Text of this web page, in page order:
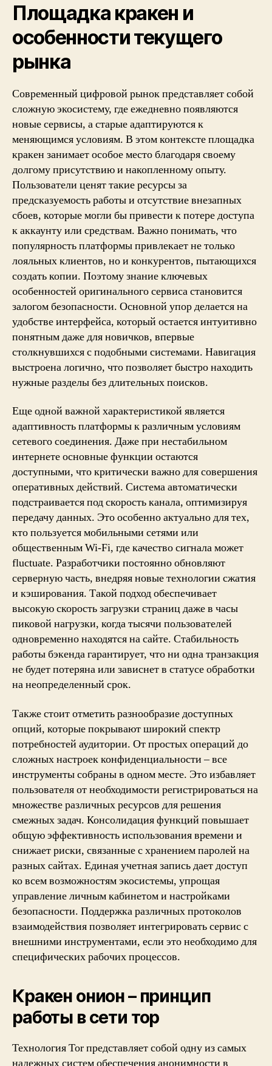
Площадка кракен и
особенности текущего
рынка
Современный цифровой рынок представляет собой
сложную экосистему, где ежедневно появляются
новые сервисы, а старые адаптируются к
меняющимся условиям. В этом контексте площадка
кракен занимает особое место благодаря своему
долгому присутствию и накопленному опыту.
Пользователи ценят такие ресурсы за
предсказуемость работы и отсутствие внезапных
сбоев, которые могли бы привести к потере доступа
к аккаунту или средствам. Важно понимать, что
популярность платформы привлекает не только
лояльных клиентов, но и конкурентов, пытающихся
создать копии. Поэтому знание ключевых
особенностей оригинального сервиса становится
залогом безопасности. Основной упор делается на
удобстве интерфейса, который остается интуитивно
понятным даже для новичков, впервые
столкнувшихся с подобными системами. Навигация
выстроена логично, что позволяет быстро находить
нужные разделы без длительных поисков.
Еще одной важной характеристикой является
адаптивность платформы к различным условиям
сетевого соединения. Даже при нестабильном
интернете основные функции остаются
доступными, что критически важно для совершения
оперативных действий. Система автоматически
подстраивается под скорость канала, оптимизируя
передачу данных. Это особенно актуально для тех,
кто пользуется мобильными сетями или
общественным Wi-Fi, где качество сигнала может
fluctuate. Разработчики постоянно обновляют
серверную часть, внедряя новые технологии сжатия
и кэширования. Такой подход обеспечивает
высокую скорость загрузки страниц даже в часы
пиковой нагрузки, когда тысячи пользователей
одновременно находятся на сайте. Стабильность
работы бэкенда гарантирует, что ни одна транзакция
не будет потеряна или зависнет в статусе обработки
на неопределенный срок.
Также стоит отметить разнообразие доступных
опций, которые покрывают широкий спектр
потребностей аудитории. От простых операций до
сложных настроек конфиденциальности – все
инструменты собраны в одном месте. Это избавляет
пользователя от необходимости регистрироваться на
множестве различных ресурсов для решения
смежных задач. Консолидация функций повышает
общую эффективность использования времени и
снижает риски, связанные с хранением паролей на
разных сайтах. Единая учетная запись дает доступ
ко всем возможностям экосистемы, упрощая
управление личным кабинетом и настройками
безопасности. Поддержка различных протоколов
взаимодействия позволяет интегрировать сервис с
внешними инструментами, если это необходимо для
специфических рабочих процессов.
Кракен онион – принцип
работы в сети тор
Технология Tor представляет собой одну из самых
надежных систем обеспечения анонимности в